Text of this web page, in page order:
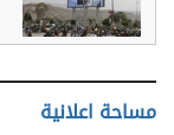
مساحة اعلانية